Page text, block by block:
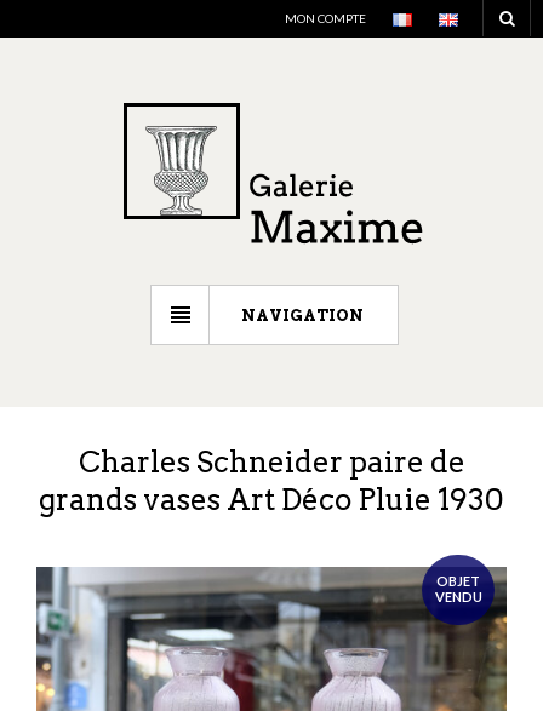
MON COMPTE
NAVIGATION
Charles Schneider paire de
grands vases Art Déco Pluie 1930
OBJET
VENDU